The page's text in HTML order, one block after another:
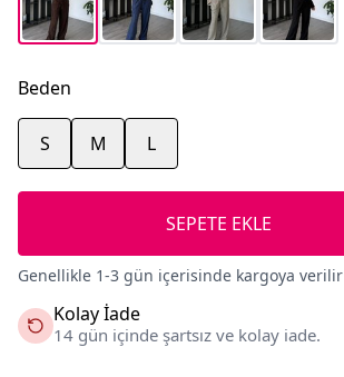
Beden
S M L
SEPETE EKLE
Genellikle 1-3 gün içerisinde kargoya verilir
Kolay İade
14 gün içinde şartsız ve kolay iade.